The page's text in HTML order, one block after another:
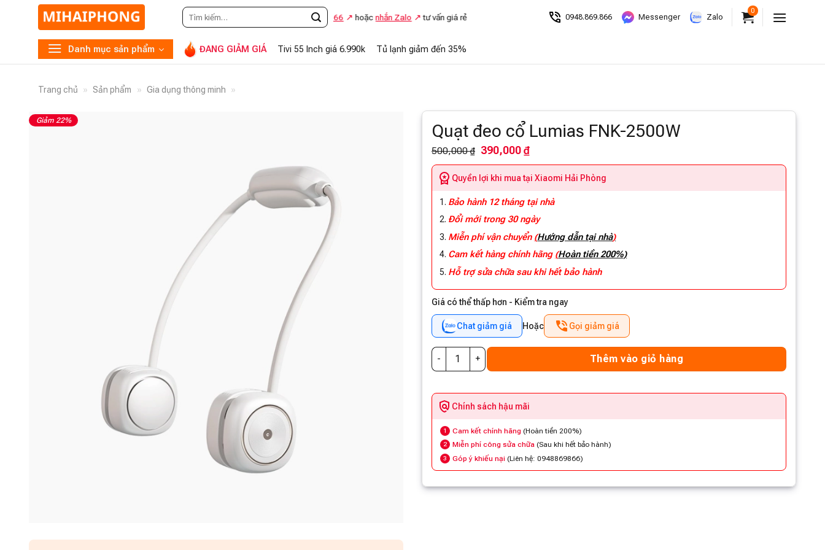
Tìm
kiếm:
0948.869.866 hoặcnhắn Zalo tư vấn giá rẻ 0948.869.866 Messenger Zalo
0
Danh mục sản phẩm ĐANG GIẢM GIÁ Tivi 55 Inch giá 6.990k Tủ lạnh giảm đến 35%
Trang chủ » Sản phẩm » Gia dụng thông minh »
Giảm 22%
Quạt đeo cổ Lumias FNK-2500W
500,000 ₫ 390,000 ₫
Quyền lợi khi mua tại Xiaomi Hải Phòng
Bảo hành 12 tháng tại nhà
Đổi mới trong 30 ngày
Miễn phí vận chuyển (Hướng dẫn tại nhà)
Cam kết hàng chính hãng (Hoàn tiền 200%)
Hỗ trợ sửa chữa sau khi hết bảo hành
Giá có thể thấp hơn - Kiểm tra ngay
Chat giảm giá Hoặc Gọi giảm giá
Thêm vào giỏ hàng
Chính sách hậu mãi
1 Cam kết chính hãng (Hoàn tiền 200%)
2 Miễn phí công sửa chữa (Sau khi hết bảo hành)
3 Góp ý khiếu nại (Liên hệ: 0948869866)